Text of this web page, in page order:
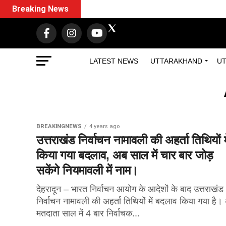
LATEST NEWS UTTARAKHAND
Breaking News
BREAKINGNEWS 4 years ago
उत्तराखंड निर्वाचन नामावली की अहर्ता तिथियों
किया गया बदलाव, अब साल में चार बार जोड़
सकेंगे नियमावली में नाम।
देहरादून – भारत निर्वाचन आयोग के आदेशों के बाद उत्तराखंड
निर्वाचन नामावली की अहर्ता तिथियों में बदलाव किया गया
मतदाता साल में 4 बार निर्वाचक...